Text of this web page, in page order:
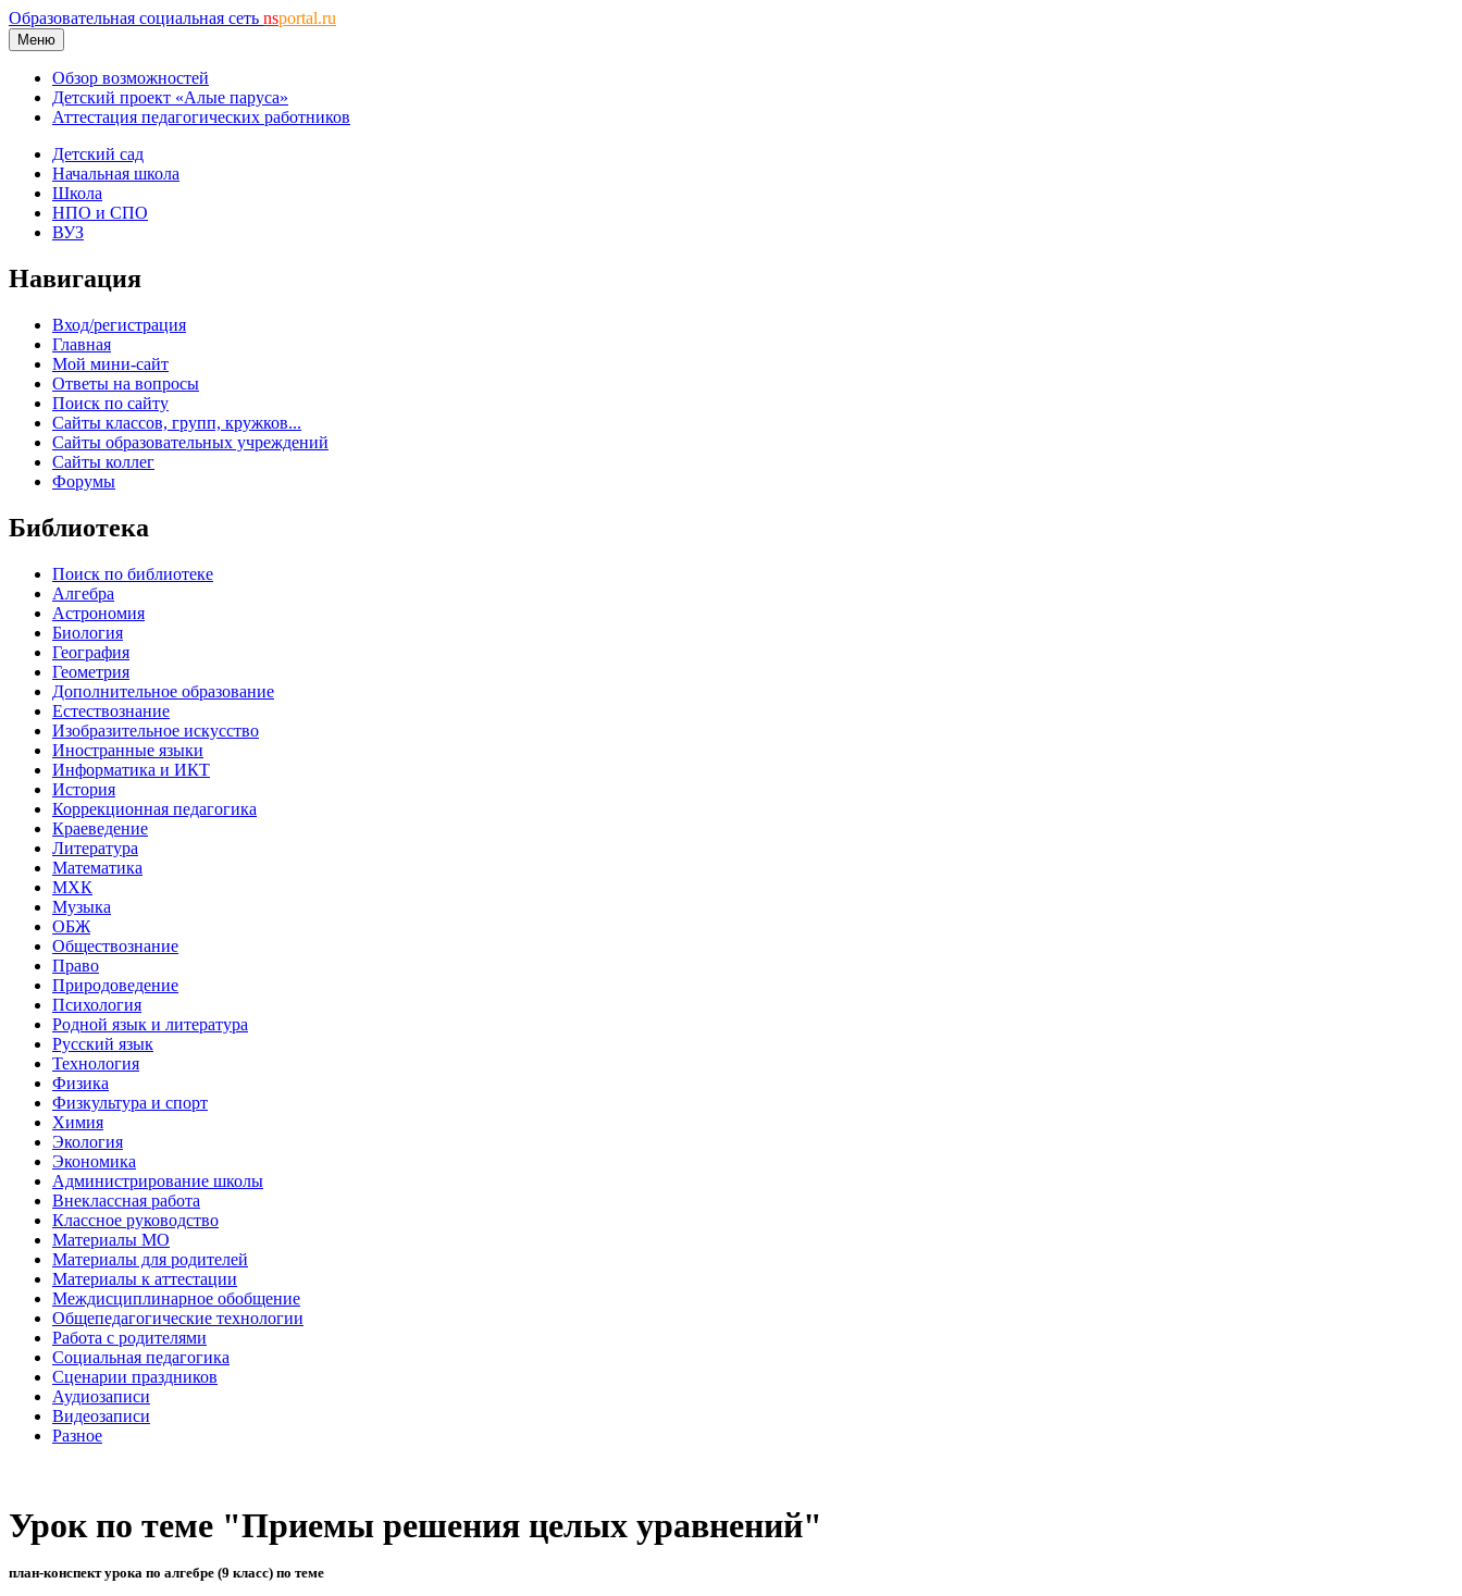
Образовательная социальная сеть nsportal.ru
Меню
Обзор возможностей
Детский проект «Алые паруса»
Аттестация педагогических работников
Детский сад
Начальная школа
Школа
НПО и СПО
ВУЗ
Навигация
Вход/регистрация
Главная
Мой мини-сайт
Ответы на вопросы
Поиск по сайту
Сайты классов, групп, кружков...
Сайты образовательных учреждений
Сайты коллег
Форумы
Библиотека
Поиск по библиотеке
Алгебра
Астрономия
Биология
География
Геометрия
Дополнительное образование
Естествознание
Изобразительное искусство
Иностранные языки
Информатика и ИКТ
История
Коррекционная педагогика
Краеведение
Литература
Математика
МХК
Музыка
ОБЖ
Обществознание
Право
Природоведение
Психология
Родной язык и литература
Русский язык
Технология
Физика
Физкультура и спорт
Химия
Экология
Экономика
Администрирование школы
Внеклассная работа
Классное руководство
Материалы МО
Материалы для родителей
Материалы к аттестации
Междисциплинарное обобщение
Общепедагогические технологии
Работа с родителями
Социальная педагогика
Сценарии праздников
Аудиозаписи
Видеозаписи
Разное
Урок по теме "Приемы решения целых уравнений"
план-конспект урока по алгебре (9 класс) по теме